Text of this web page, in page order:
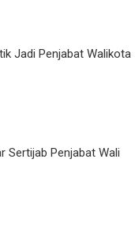
Jadi Penjabat Walikota
Sertijab Penjabat Wali